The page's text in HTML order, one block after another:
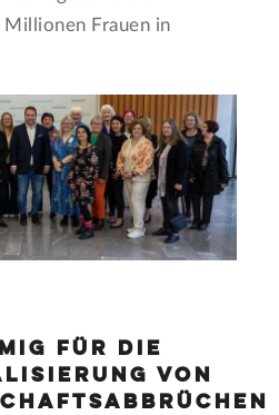
Millionen Frauen in
für die
von